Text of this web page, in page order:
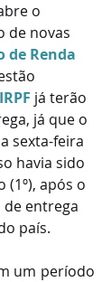
o
de novas
de Renda
IRPF já terão
já que o
sexta-feira
havia sido
após o
entrega
país.
um período